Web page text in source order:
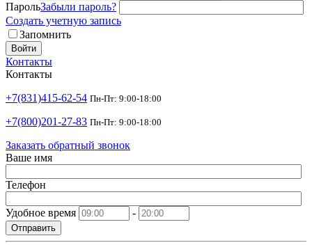
ПарольЗабыли пароль?
Создать учетную запись
Запомнить
Войти
Контакты
Контакты
+7(831)415-62-54 Пн-Пт: 9:00-18:00
+7(800)201-27-83 Пн-Пт: 9:00-18:00
Заказать обратный звонок
Ваше имя
Телефон
Удобное время -
Отправить